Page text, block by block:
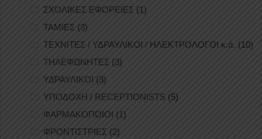
ΣΧΟΛΙΚΕΣ ΕΦΟΡΕΙΕΣ (1)
ΤΑΜΙΕΣ (3)
ΤΕΧΝΙΤΕΣ / ΥΔΡΑΥΛΙΚΟΙ / ΗΛΕΚΤΡΟΛΟΓΟΙ κ.ά. (10)
ΤΗΛΕΦΩΝΗΤΕΣ (3)
ΥΔΡΑΥΛΙΚΟΙ (3)
ΥΠΟΔΟΧΗ / RECEPTIONISTS (5)
ΦΑΡΜΑΚΟΠΟΙΟΙ (1)
ΦΡΟΝΤΙΣΤΡΙΕΣ (2)